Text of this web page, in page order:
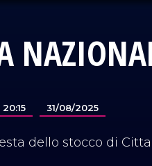
20:15 31/08/2025
dello stocco di